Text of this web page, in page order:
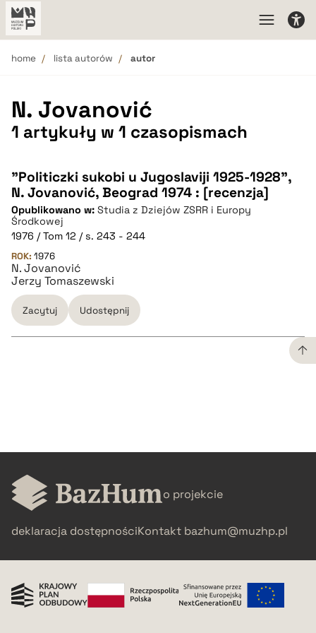
home lista autorów autor
N. Jovanović
1 artykuły w 1 czasopismach
"Politiczki sukobi u Jugoslaviji 1925-1928",
N. Jovanović, Beograd 1974 : [recenzja]
Opublikowano w: Studia z Dziejów ZSRR i Europy
Środkowej
1976 / Tom 12 / s. 243 - 244
ROK: 1976
N. Jovanović
Jerzy Tomaszewski
Zacytuj Udostępnij
pobierz cytat
o projekcie
deklaracja dostępnościKontakt bazhum@muzhp.pl